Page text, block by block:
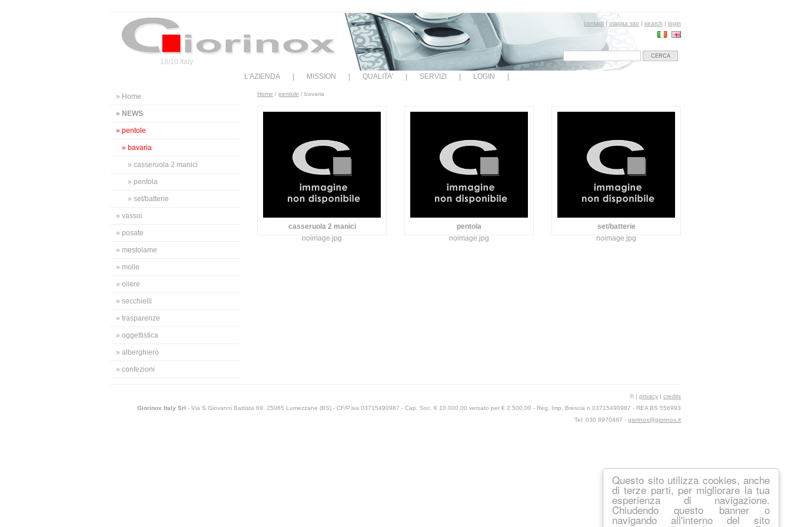
Questo sito utilizza cookies, anche
di terze parti, per migliorare la tua
esperienza di navigazione.
Chiudendo questo banner o
navigando all'interno del sito
18/10 Italy
contatti | mappa sito | search | login
CERCA
L'AZIENDA MISSION QUALITA' SERVIZI LOGIN
» Home
» NEWS
» pentole
» bavaria
» casseruola 2 manici
» pentola
» set/batterie
» vassoi
» posate
» mestolame
» molle
» oliere
» secchielli
» trasparenze
» oggettistica
» alberghiero
» confezioni
Home / pentole / bavaria
casseruola 2 manici
noimage.jpg
pentola
noimage.jpg
set/batterie
noimage.jpg
© | privacy | credits
Giorinox Italy Srl - Via S.Giovanni Battista 69, 25065 Lumezzane (BS) - CF/P.iva 03715490987 - Cap. Soc. € 10.000,00 versato per € 2.500,00 - Reg. Imp. Brescia n.03715490987 - REA BS 556993
Tel. 030 8970487 - giorinox@giorinox.it